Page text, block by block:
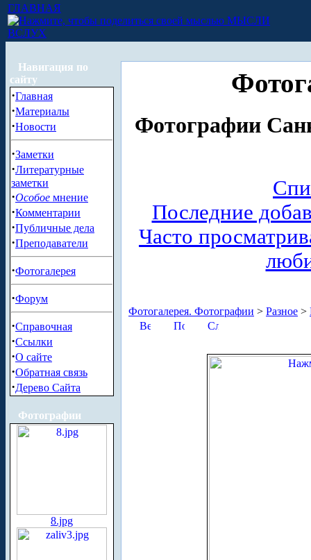
ГЛАВНАЯ
МЫСЛИ
ВСЛУХ
Навигация по
сайту
·Главная
·Материалы
·Новости
·Заметки
·Литературные
заметки
·Особое мнение
·Комментарии
·Публичные дела
·Преподаватели
·Фотогалерея
·Форум
·Справочная
·Ссылки
·О сайте
·Обратная связь
·Дерево Сайта
Фотографии
8.jpg
Фотографии
Последние
Часто
Фотогалерея. Фотографии > Разное >